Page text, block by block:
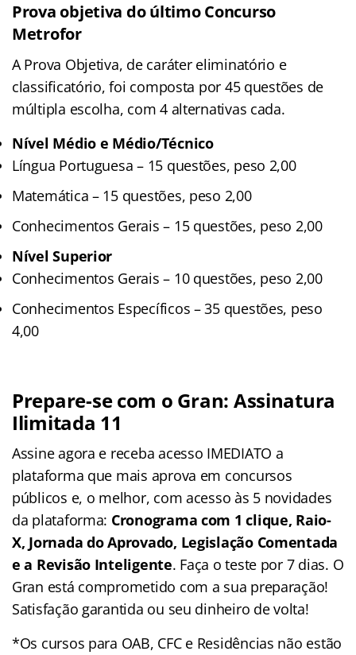
Prova objetiva do último Concurso
Metrofor
A Prova Objetiva, de caráter eliminatório e
classificatório, foi composta por 45 questões de
múltipla escolha, com 4 alternativas cada.
Nível Médio e Médio/Técnico
Língua Portuguesa – 15 questões, peso 2,00
Matemática – 15 questões, peso 2,00
Conhecimentos Gerais – 15 questões, peso 2,00
Nível Superior
Conhecimentos Gerais – 10 questões, peso 2,00
Conhecimentos Específicos – 35 questões, peso
4,00
Prepare-se com o Gran: Assinatura
Ilimitada 11
Assine agora e receba acesso IMEDIATO a
plataforma que mais aprova em concursos
públicos e, o melhor, com acesso às 5 novidades
da plataforma: Cronograma com 1 clique, Raio-
X, Jornada do Aprovado, Legislação Comentada
e a Revisão Inteligente. Faça o teste por 7 dias. O
Gran está comprometido com a sua preparação!
Satisfação garantida ou seu dinheiro de volta!
*Os cursos para OAB, CFC e Residências não estão